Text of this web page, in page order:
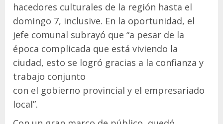
hacedores culturales de la región hasta el
domingo 7, inclusive. En la oportunidad, el
jefe comunal subrayó que “a pesar de la
época complicada que está viviendo la
ciudad, esto se logró gracias a la confianza y
trabajo conjunto
con el gobierno provincial y el empresariado
local”.